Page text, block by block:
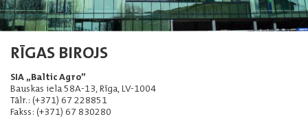
RĪGAS BIROJS
SIA „Baltic Agro”
Bauskas iela 58A-13, Rīga, LV-1004
Tālr.: (+371) 67 228851
Fakss: (+371) 67 830280